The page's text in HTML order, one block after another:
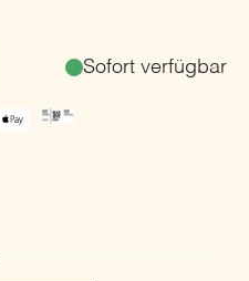
Sofort verfügbar